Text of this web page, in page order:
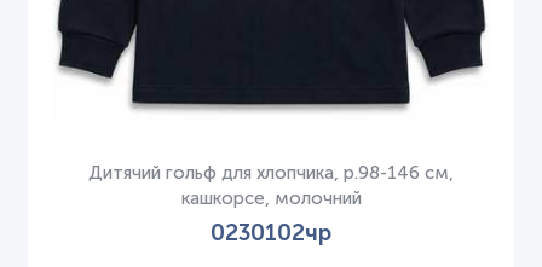
Дитячий гольф для хлопчика, р.98-146 см,
кашкорсе, молочний
0230102чр